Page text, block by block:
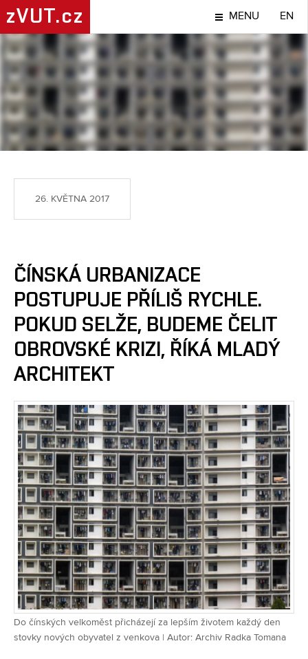
zVUT.cz MENU EN
LIDÉ
26. KVĚTNA 2017
ČÍNSKÁ URBANIZACE
POSTUPUJE PŘÍLIŠ RYCHLE.
POKUD SELŽE, BUDEME ČELIT
OBROVSKÉ KRIZI, ŘÍKÁ MLADÝ
ARCHITEKT
Do čínských velkoměst přicházejí za lepším životem každý den
stovky nových obyvatel z venkova | Autor: Archiv Radka Tomana